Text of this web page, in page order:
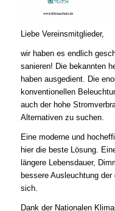
Liebe Vereinsmitglieder,
wir haben es endlich
sanieren! Die bekannten
haben ausgedient. Die
konventionellen
auch der hohe
Alternativen zu suchen.
Eine moderne und
hier die beste Lösung.
längere Lebensdauer,
bessere Ausleuchtung
sich.
Dank der Nationalen